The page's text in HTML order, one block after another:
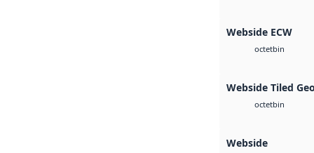
Webside ECW
octetbin
Webside Tiled
octetbin
Webside